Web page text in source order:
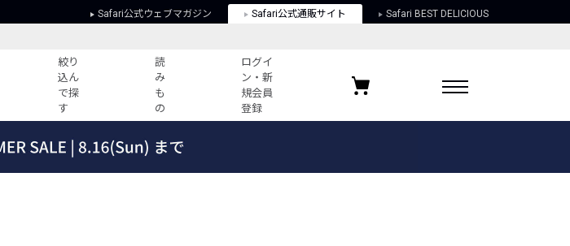
Safari公式ウェブマガジン Safari公式通販サイト Safari BEST DELICIOUS
絞り
込ん
で探
す
読
み
も
の
ログイ
ン・新
規会員
登録
お気に入りブランド